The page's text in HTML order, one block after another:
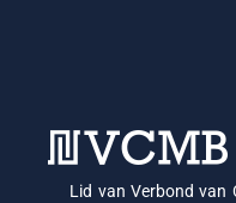
Lid van Verbond van